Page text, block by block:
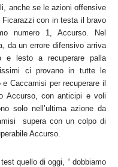
anche se le azioni offensive
con in testa il bravo
numero 1, Accurso. Nel
da un errore difensivo arriva
e lesto a recuperare palla
ci provano in tutte le
Caccamisi per recuperare il
Accurso, con anticipi e voli
solo nell’ultima azione da
supera con un colpo di
Accurso.
quello di oggi, “ dobbiamo